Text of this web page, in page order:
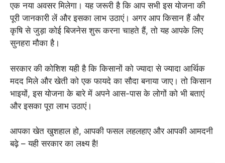
एक नया अवसर मिलेगा। यह जरूरी है कि आप सभी इस योजना की
पूरी जानकारी लें और इसका लाभ उठाएं। अगर आप किसान हैं और
कृषि से जुड़ा कोई बिजनेस शुरू करना चाहते हैं, तो यह आपके लिए
सुनहरा मौका है।
सरकार की कोशिश यही है कि किसानों को ज्यादा से ज्यादा आर्थिक
मदद मिले और खेती को एक फायदे का सौदा बनाया जाए। तो किसान
भाइयों, इस योजना के बारे में अपने आस-पास के लोगों को भी बताएं
और इसका पूरा लाभ उठाएं।
आपका खेत खुशहाल हो, आपकी फसल लहलहाए और आपकी आमदनी
बढ़े – यही सरकार का लक्ष्य है!